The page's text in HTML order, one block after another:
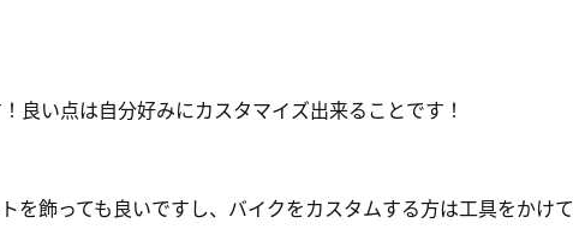
良い点は自分好みにカスタマイズ出来ることです！
を飾っても良いですし、バイクをカスタムする方は工具をかけ